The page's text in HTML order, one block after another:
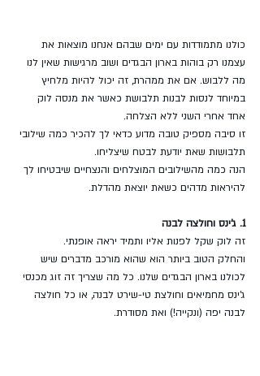
כולנו מתמודדות עם ימים שבהם אנחנו מוצאות את
עצמנו רק בוהות בארון הבגדים ושוב מרגישות שאין לנו
מה ללבוש. אם את ממהרת, זה יכול להיות מלחיץ
במיוחד לנסות לבנות תלבושת כאשר את מנסה לוק
אחד אחרי השני ללא הצלחה.
זו סיבה מספיק טובה מדוע כדאי לך להכיר כמה שילובי
תלבושות שאת יודעת לבטח שיצליחו.
הנה כמה מהשילובים המוצלחים והנצחיים שיבטיחו לך
להיראות מדהים כשאת יוצאת מהדלת.
1. ג'ינס וחולצה לבנה
זה לוק שקל לפנות אליו ותמיד יראה אופנתי.
והחלק הטוב ביותר הוא שהוא מורכב מדברים שיש
לכולנו בארון הבגדים שלנו. כל מה שצריך זה זוג מכנסי
ג'ינס מחמיאים וחולצת טי-שירט לבנה, או כל חולצה
לבנה יפה (ונקייה!) ואת מסודרת.